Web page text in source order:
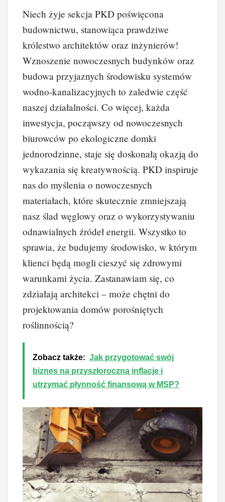
Niech żyje sekcja PKD poświęcona
budownictwu, stanowiąca prawdziwe
królestwo architektów oraz inżynierów!
Wznoszenie nowoczesnych budynków oraz
budowa przyjaznych środowisku systemów
wodno-kanalizacyjnych to zaledwie część
naszej działalności. Co więcej, każda
inwestycja, począwszy od nowoczesnych
biurowców po ekologiczne domki
jednorodzinne, staje się doskonałą okazją do
wykazania się kreatywnością. PKD inspiruje
nas do myślenia o nowoczesnych
materiałach, które skutecznie zmniejszają
nasz ślad węglowy oraz o wykorzystywaniu
odnawialnych źródeł energii. Wszystko to
sprawia, że budujemy środowisko, w którym
klienci będą mogli cieszyć się zdrowymi
warunkami życia. Zastanawiam się, co
zdziałają architekci – może chętni do
projektowania domów porośniętych
roślinnością?
Zobacz także: Jak przygotować swój
biznes na przyszłoroczną inflację i
utrzymać płynność finansową w MSP?